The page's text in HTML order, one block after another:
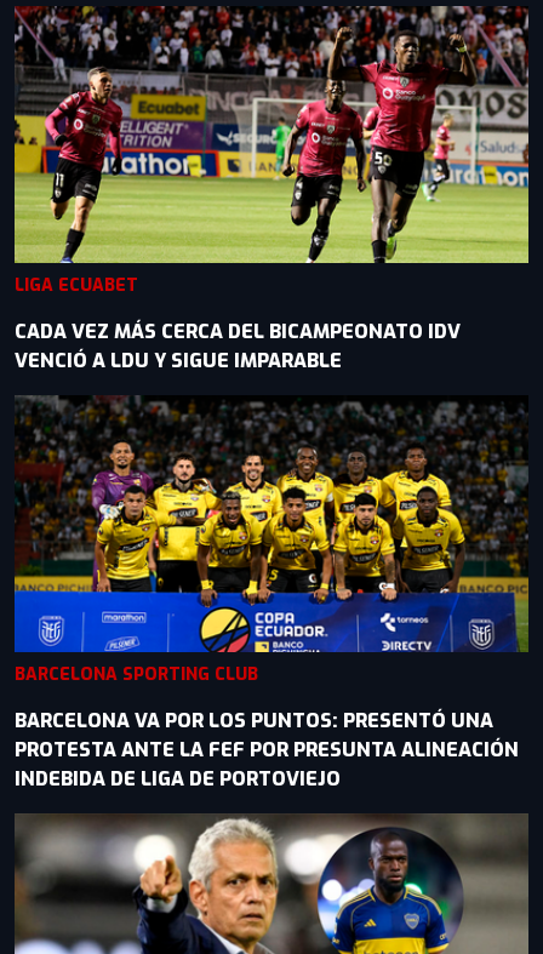
LIGA ECUABET
CADA VEZ MÁS CERCA DEL BICAMPEONATO IDV
VENCIÓ A LDU Y SIGUE IMPARABLE
BARCELONA SPORTING CLUB
BARCELONA VA POR LOS PUNTOS: PRESENTÓ UNA
PROTESTA ANTE LA FEF POR PRESUNTA ALINEACIÓN
INDEBIDA DE LIGA DE PORTOVIEJO